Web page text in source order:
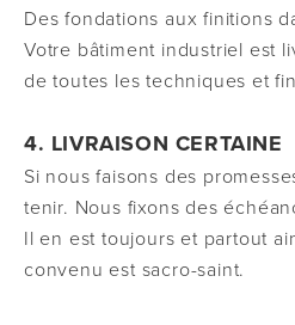
Des fondations aux finitions
Votre bâtiment industriel est
de toutes les techniques et
4. LIVRAISON CERTAINE
Si nous faisons des
tenir. Nous fixons des
Il en est toujours et partout
convenu est sacro-saint.